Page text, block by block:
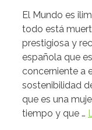
El Mundo es
todo está
prestigiosa y
española que
concerniente a
sostenibilidad
que es una
tiempo y que …